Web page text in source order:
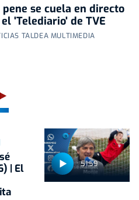
pene se cuela en directo
'Telediario' de TVE
TALDEA MULTIMEDIA
51:59
| El